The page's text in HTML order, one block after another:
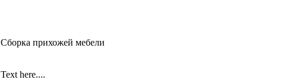
Сборка прихожей мебели
Text here....